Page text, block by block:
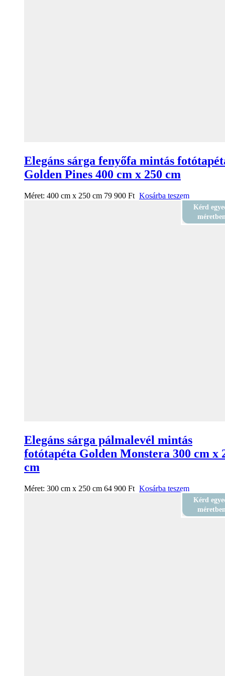
Elegáns sárga fenyőfa mintás
Golden Pines 400 cm x 250 cm
Méret: 400 cm x 250 cm 79 900 Ft Kosárba teszem
Kérd
Elegáns sárga pálmalevél mintás
fotótapéta Golden Monstera 300 cm x
cm
Méret: 300 cm x 250 cm 64 900 Ft Kosárba teszem
Kérd